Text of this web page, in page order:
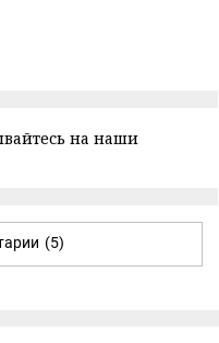
на наши
(5)